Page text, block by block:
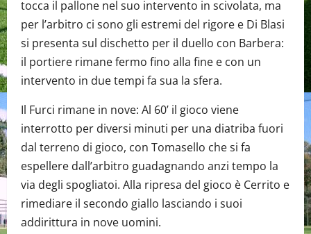
tocca il pallone nel suo intervento in scivolata, ma
per l’arbitro ci sono gli estremi del rigore e Di Blasi
si presenta sul dischetto per il duello con Barbera:
il portiere rimane fermo fino alla fine e con un
intervento in due tempi fa sua la sfera.
Il Furci rimane in nove: Al 60’ il gioco viene
interrotto per diversi minuti per una diatriba fuori
dal terreno di gioco, con Tomasello che si fa
espellere dall’arbitro guadagnando anzi tempo la
via degli spogliatoi. Alla ripresa del gioco è Cerrito e
rimediare il secondo giallo lasciando i suoi
addirittura in nove uomini.